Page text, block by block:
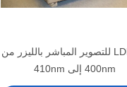
ليزر LDI للتصوير المباشر بالليزر من
400nm إلى 410nm